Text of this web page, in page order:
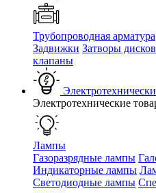
Трубопроводная арматура
Задвижки Затворы
клапаны
Электротехнические
Лампы
Газоразрядные лампы
Индикаторные лампы
Светодиодные лампы